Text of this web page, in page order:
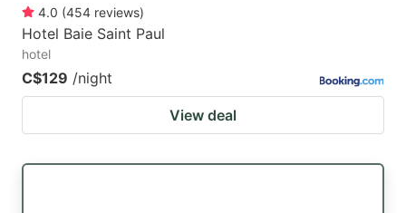
4.0 (454 reviews)
Hotel Baie Saint Paul
hotel
C$129 /night
View deal